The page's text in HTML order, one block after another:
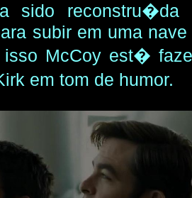
sido
subir em uma
McCoy est�
em tom de humor.